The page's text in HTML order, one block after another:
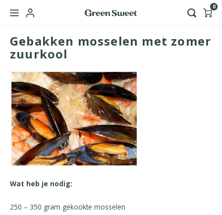
Hoofdmenu / green sweet zakelijk
Nederlands
English
0
Gebakken mosselen met zomer
zuurkool
Wat heb je nodig:
250 – 350 gram gekookte mosselen